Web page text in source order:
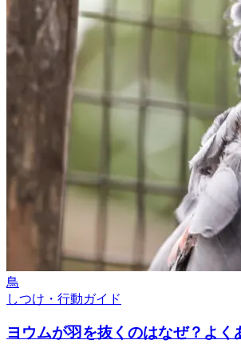
鳥
しつけ・行動ガイド
ヨウムが羽を抜くのはなぜ？よく